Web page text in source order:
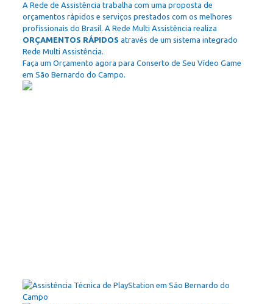
A Rede de Assistência trabalha com uma proposta de
orçamentos rápidos e serviços prestados com os melhores
profissionais do Brasil. A Rede Multi Assistência realiza
ORÇAMENTOS RÁPIDOS através de um sistema integrado
Rede Multi Assistência.
Faça um Orçamento agora para Conserto de Seu Vídeo Game
em São Bernardo do Campo.